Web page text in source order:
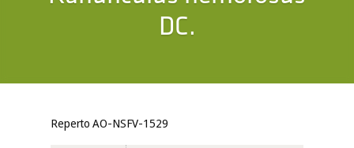
DC.
Reperto AO-NSFV-1529